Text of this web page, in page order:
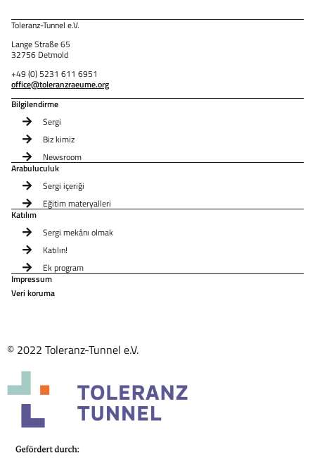
Toleranz-Tunnel e.V.
Lange Straße 65
32756 Detmold
+49 (0) 5231 611 6951
office@toleranzraeume.org
Bilgilendirme
Sergi
Biz kimiz
Newsroom
Arabuluculuk
Sergi içeriği
Eğitim materyalleri
Katılım
Sergi mekânı olmak
Katılın!
Ek program
Impressum
Veri koruma
© 2022 Toleranz-Tunnel e.V.